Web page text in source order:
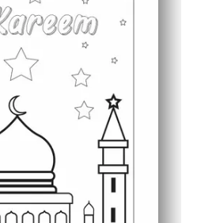
atârnă de uși, panouri publicitare